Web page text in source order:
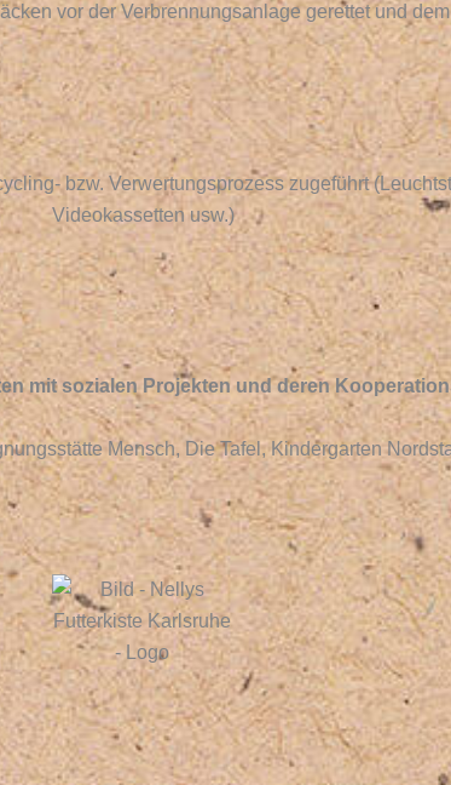
vor der Verbrennungsanlage gerettet und
bzw. Verwertungsprozess zugeführt
Videokassetten usw.)
mit sozialen Projekten und deren
Mensch, Die Tafel, Kindergarten